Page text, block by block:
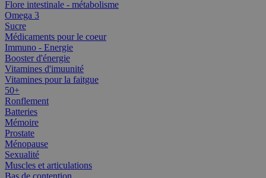
Flore intestinale - métabolisme
Omega 3
Sucre
Médicaments pour le coeur
Immuno - Energie
Booster d'énergie
Vitamines d'imuunité
Vitamines pour la faitgue
50+
Ronflement
Batteries
Mémoire
Prostate
Ménopause
Sexualité
Muscles et articulations